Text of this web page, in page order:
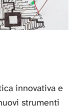
innovativa e
strumenti